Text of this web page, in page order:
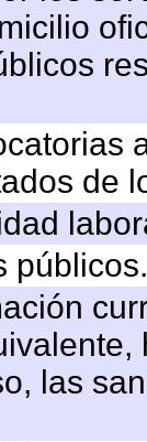
de
públicos.
las